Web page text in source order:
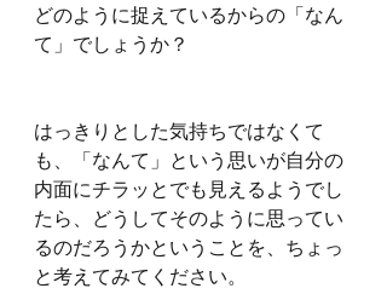
どのように捉えているからの「なん
て」でしょうか？
はっきりとした気持ちではなくて
も、「なんて」という思いが自分の
内面にチラッとでも見えるようでし
たら、どうしてそのように思ってい
るのだろうかということを、ちょっ
と考えてみてください。